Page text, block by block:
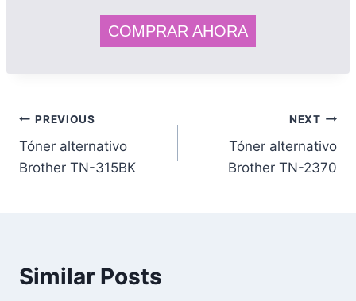
COMPRAR AHORA
PREVIOUS
Tóner alternativo
Brother TN-315BK
NEXT
Tóner alternativo
Brother TN-2370
Similar Posts